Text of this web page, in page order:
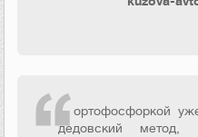
Я ортофосфоркой
дедовский метод,